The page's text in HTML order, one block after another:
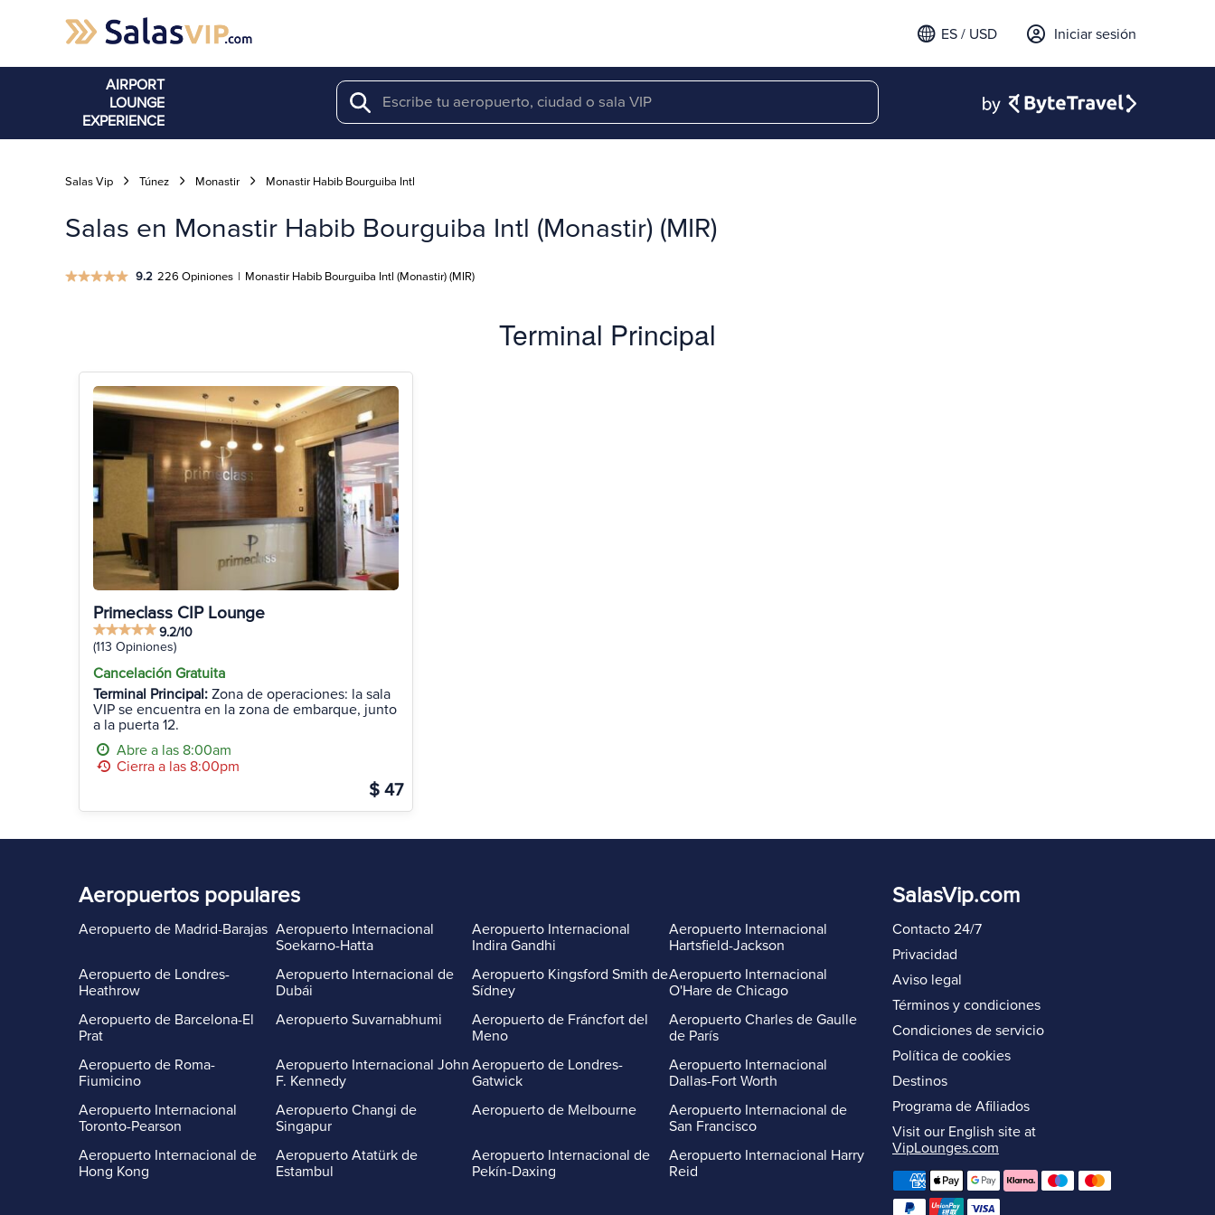
Iniciar sesión
ES / USD
AIRPORT
LOUNGE
EXPERIENCE
Search
Salas Vip Túnez Monastir Monastir Habib Bourguiba Intl
Salas en Monastir Habib Bourguiba Intl (Monastir) (MIR)
9.2 226 Opiniones | Monastir Habib Bourguiba Intl (Monastir) (MIR)
Terminal Principal
Primeclass CIP Lounge
9.2/10
(113 Opiniones)
Cancelación Gratuita
Terminal Principal: Zona de operaciones: la sala
VIP se encuentra en la zona de embarque, junto
a la puerta 12.
Abre a las 8:00am
Cierra a las 8:00pm
$ 47
Aeropuertos populares
Aeropuerto de Madrid-Barajas
Aeropuerto de Londres-
Heathrow
Aeropuerto de Barcelona-El
Prat
Aeropuerto de Roma-
Fiumicino
Aeropuerto Internacional
Toronto-Pearson
Aeropuerto Internacional de
Hong Kong
Aeropuerto Internacional
Soekarno-Hatta
Aeropuerto Internacional de
Dubái
Aeropuerto Suvarnabhumi
Aeropuerto Internacional John
F. Kennedy
Aeropuerto Changi de
Singapur
Aeropuerto Atatürk de
Estambul
Aeropuerto Internacional
Indira Gandhi
Aeropuerto Kingsford Smith de
Sídney
Aeropuerto de Fráncfort del
Meno
Aeropuerto de Londres-
Gatwick
Aeropuerto de Melbourne
Aeropuerto Internacional de
Pekín-Daxing
Aeropuerto Internacional
Hartsfield-Jackson
Aeropuerto Internacional
O'Hare de Chicago
Aeropuerto Charles de Gaulle
de París
Aeropuerto Internacional
Dallas-Fort Worth
Aeropuerto Internacional de
San Francisco
Aeropuerto Internacional Harry
Reid
SalasVip.com
Contacto 24/7
Privacidad
Aviso legal
Términos y condiciones
Condiciones de servicio
Política de cookies
Destinos
Programa de Afiliados
Visit our English site at
VipLounges.com